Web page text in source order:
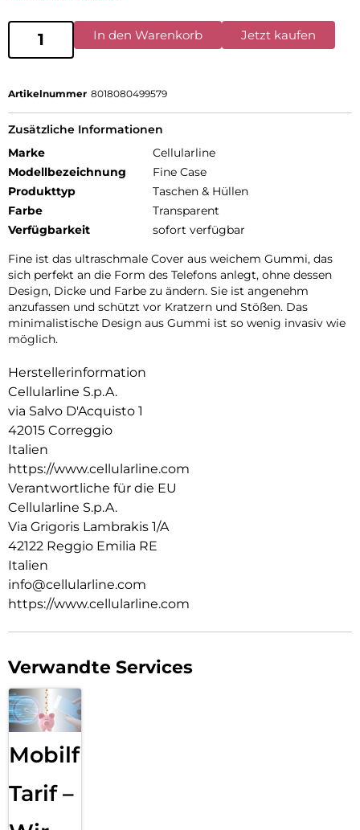
In den Warenkorb Jetzt kaufen
Artikelnummer 8018080499579
Zusätzliche Informationen
Marke
Cellularline
Modellbezeichnung
Fine Case
Produkttyp
Taschen & Hüllen
Farbe
Transparent
Verfügbarkeit
sofort verfügbar
Fine ist das ultraschmale Cover aus weichem Gummi, das
sich perfekt an die Form des Telefons anlegt, ohne dessen
Design, Dicke und Farbe zu ändern. Sie ist angenehm
anzufassen und schützt vor Kratzern und Stößen. Das
minimalistische Design aus Gummi ist so wenig invasiv wie
möglich.
Herstellerinformation
Cellularline S.p.A.
via Salvo D'Acquisto 1
42015 Correggio
Italien
https://www.cellularline.com
Verantwortliche für die EU
Cellularline S.p.A.
Via Grigoris Lambrakis 1/A
42122 Reggio Emilia RE
Italien
info@cellularline.com
https://www.cellularline.com
Verwandte Services
Mobilfunk
Tarif –